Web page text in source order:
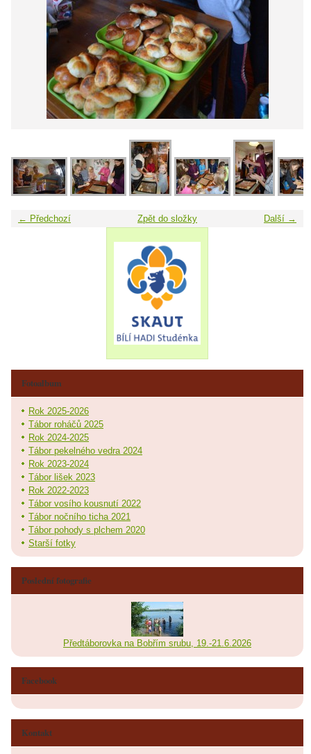
← Předchozí Další →
Zpět do složky
Fotoalbum
Rok 2025-2026
Tábor roháčů 2025
Rok 2024-2025
Tábor pekelného vedra 2024
Rok 2023-2024
Tábor lišek 2023
Rok 2022-2023
Tábor vosího kousnutí 2022
Tábor nočního ticha 2021
Tábor pohody s plchem 2020
Starší fotky
Poslední fotografie
Předtáborovka na Bobřím srubu, 19.-21.6.2026
Facebook
Kontakt